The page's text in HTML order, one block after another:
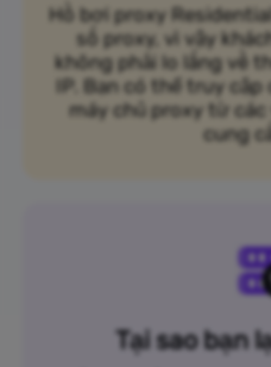
Hồ bơi proxy
số proxy, vì vậy
không phải lo lắng về
IP. Bạn có thể truy cập
máy chủ proxy từ
cung
Tại sao bạn